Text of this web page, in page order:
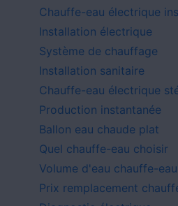
Chauffe-eau électrique
Installation électrique
Système de chauffage
Installation sanitaire
Chauffe-eau électrique
Production instantanée
Ballon eau chaude plat
Quel chauffe-eau choisir
Volume d'eau chauffe-eau
Prix remplacement